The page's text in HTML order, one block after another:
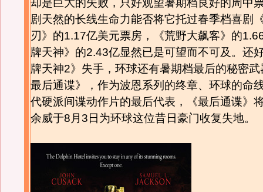
却是巨大的失败，只好观望暑期档良好的周中
剧天然的长线生命力能否将它托过春季档喜剧
刃》的1.17亿美元票房，《荒野大飙客》的
牌天神》的2.43亿显然已是可望而不可及。还
牌天神2》失手，环球还有暑期档最后的秘密
最后通谍》，作为波恩系列的终章、环球的命
代硬派间谍动作片的最后代表，《最后通谍》
余威于8月3日为环球这位昔日豪门收复失地。